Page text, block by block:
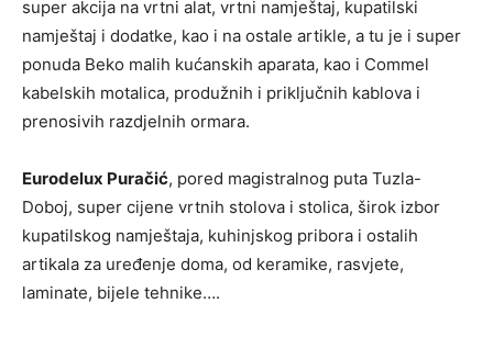
super akcija na vrtni alat, vrtni namještaj, kupatilski
namještaj i dodatke, kao i na ostale artikle, a tu je i super
ponuda Beko malih kućanskih aparata, kao i Commel
kabelskih motalica, produžnih i priključnih kablova i
prenosivih razdjelnih ormara.
Eurodelux Puračić, pored magistralnog puta Tuzla-
Doboj, super cijene vrtnih stolova i stolica, širok izbor
kupatilskog namještaja, kuhinjskog pribora i ostalih
artikala za uređenje doma, od keramike, rasvjete,
laminate, bijele tehnike….